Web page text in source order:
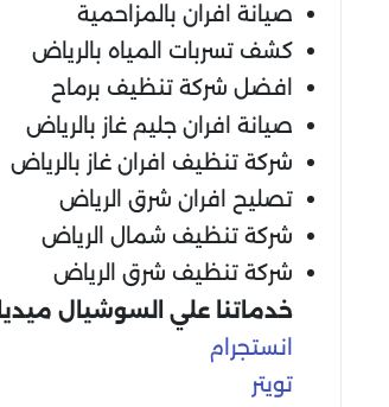
صيانة افران بالمزاحمية
كشف تسربات المياه بالرياض
افضل شركة تنظيف برماح
صيانة افران جليم غاز بالرياض
شركة تنظيف افران غاز بالرياض
تصليح افران شرق الرياض
شركة تنظيف شمال الرياض
شركة تنظيف شرق الرياض
خدماتنا علي السوشيال ميديا
انستجرام
تويتر